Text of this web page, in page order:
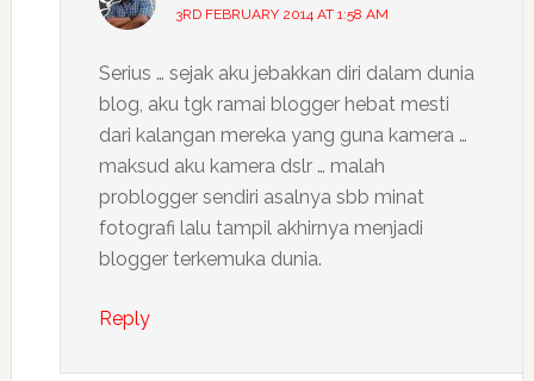
3RD FEBRUARY 2014 AT 1:58 AM
Serius … sejak aku jebakkan diri dalam dunia
blog, aku tgk ramai blogger hebat mesti
dari kalangan mereka yang guna kamera …
maksud aku kamera dslr … malah
problogger sendiri asalnya sbb minat
fotografi lalu tampil akhirnya menjadi
blogger terkemuka dunia.
Reply